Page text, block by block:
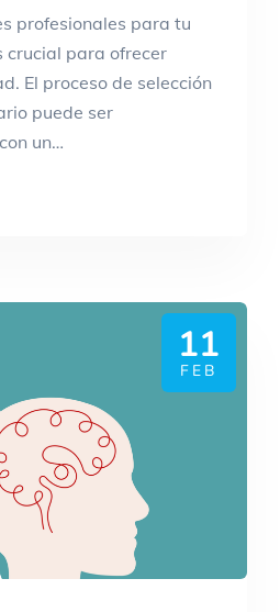
profesionales para tu
crucial para ofrecer
El proceso de selección
puede ser
un…
11
FEB